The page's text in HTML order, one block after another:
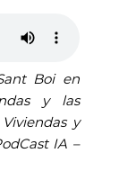
Boi en
y las
y
IA –